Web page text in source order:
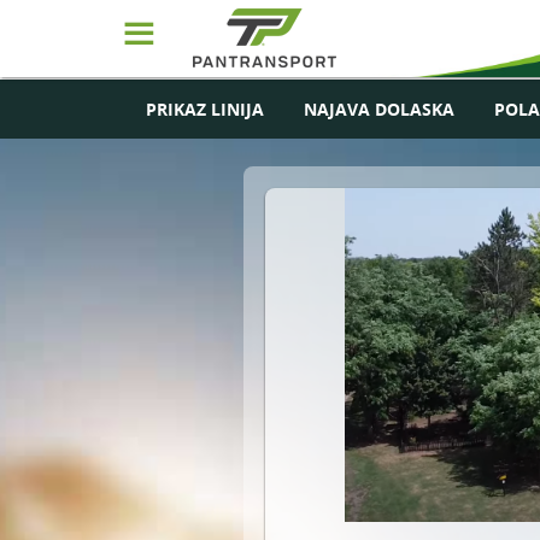
☰
PRIKAZ LINIJA NAJAVA DOLASKA